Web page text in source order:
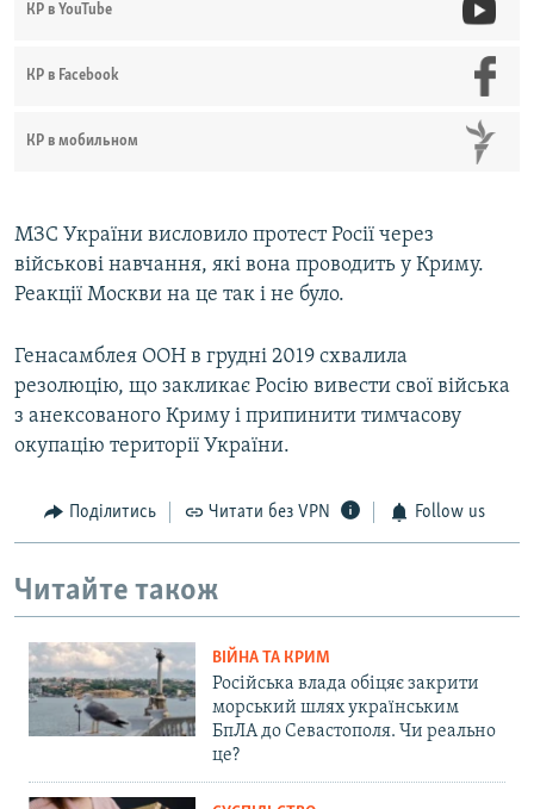
КР в YouTube
КР в Facebook
КР в мобильном
МЗС України висловило протест Росії через
військові навчання, які вона проводить у Криму.
Реакції Москви на це так і не було.
Генасамблея ООН в грудні 2019 схвалила
резолюцію, що закликає Росію вивести свої війська
з анексованого Криму і припинити тимчасову
окупацію території України.
Поділитись Читати без VPN Follow us
Читайте також
ВІЙНА ТА КРИМ
Російська влада обіцяє закрити
морський шлях українським
БпЛА до Севастополя. Чи реально
це?